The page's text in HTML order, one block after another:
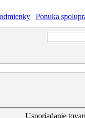
| Ponuka
Usporiadanie